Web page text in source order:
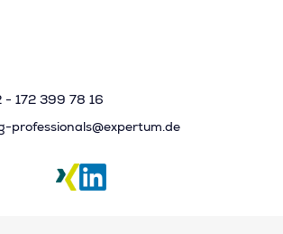
- 172 399 78 16
professionals@expertum.de